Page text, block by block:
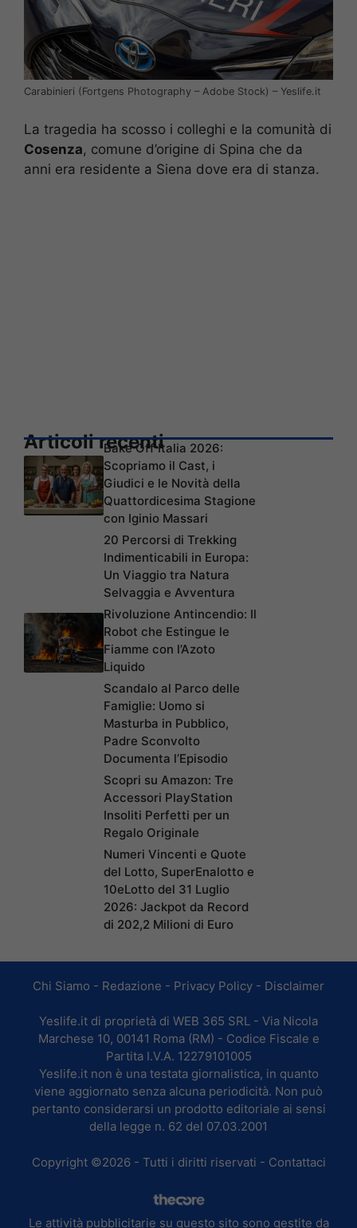
Carabinieri (Fortgens Photography – Adobe Stock) – Yeslife.it
La tragedia ha scosso i colleghi e la comunità di
Cosenza, comune d’origine di Spina che da
anni era residente a Siena dove era di stanza.
Articoli recentiBake Off Italia 2026:
Scopriamo il Cast, i
Giudici e le Novità della
Quattordicesima Stagione
con Iginio Massari
20 Percorsi di Trekking
Indimenticabili in Europa:
Un Viaggio tra Natura
Selvaggia e Avventura
Rivoluzione Antincendio: Il
Robot che Estingue le
Fiamme con l’Azoto
Liquido
Scandalo al Parco delle
Famiglie: Uomo si
Masturba in Pubblico,
Padre Sconvolto
Documenta l’Episodio
Scopri su Amazon: Tre
Accessori PlayStation
Insoliti Perfetti per un
Regalo Originale
Numeri Vincenti e Quote
del Lotto, SuperEnalotto e
10eLotto del 31 Luglio
2026: Jackpot da Record
di 202,2 Milioni di Euro
Chi Siamo - Redazione - Privacy Policy - Disclaimer
Yeslife.it di proprietà di WEB 365 SRL - Via Nicola
Marchese 10, 00141 Roma (RM) - Codice Fiscale e
Partita I.V.A. 12279101005
Yeslife.it non è una testata giornalistica, in quanto
viene aggiornato senza alcuna periodicità. Non può
pertanto considerarsi un prodotto editoriale ai sensi
della legge n. 62 del 07.03.2001
Copyright ©2026 - Tutti i diritti riservati - Contattaci
Le attività pubblicitarie su questo sito sono gestite da